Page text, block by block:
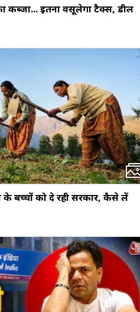
कब्जा... इतना वसूलेगा टैक्स, डील
के बच्‍चों को दे रही सरकार, कैसे लें